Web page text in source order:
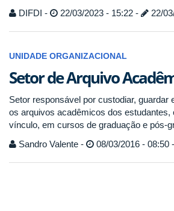
DIFDI -
22/03/2023 - 15:22 - 22/
UNIDADE ORGANIZACIONAL
Setor de Arquivo
Setor responsável por custodiar, guardar
os arquivos acadêmicos dos estudantes,
vínculo, em cursos de graduação e pós-
Sandro Valente -
08/03/2016 - 08:50 -